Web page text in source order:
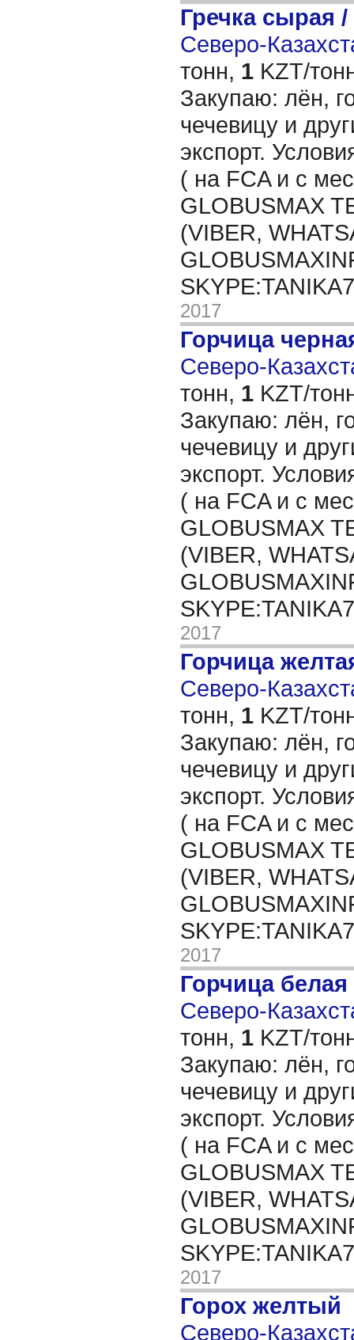
Гречка сырая /
Северо-
тонн, 1 KZT/
Закупаю: лён,
чечевицу и
экспорт.
( на FCA и с
GLOBUSMAX
(VIBER,
2017
Горчица
Северо-
тонн, 1 KZT/
Закупаю: лён,
чечевицу и
экспорт.
( на FCA и с
GLOBUSMAX
(VIBER,
2017
Горчица
Северо-
тонн, 1 KZT/
Закупаю: лён,
чечевицу и
экспорт.
( на FCA и с
GLOBUSMAX
(VIBER,
2017
Горчица белая
Северо-
тонн, 1 KZT/
Закупаю: лён,
чечевицу и
экспорт.
( на FCA и с
GLOBUSMAX
(VIBER,
2017
Горох желтый
Северо-